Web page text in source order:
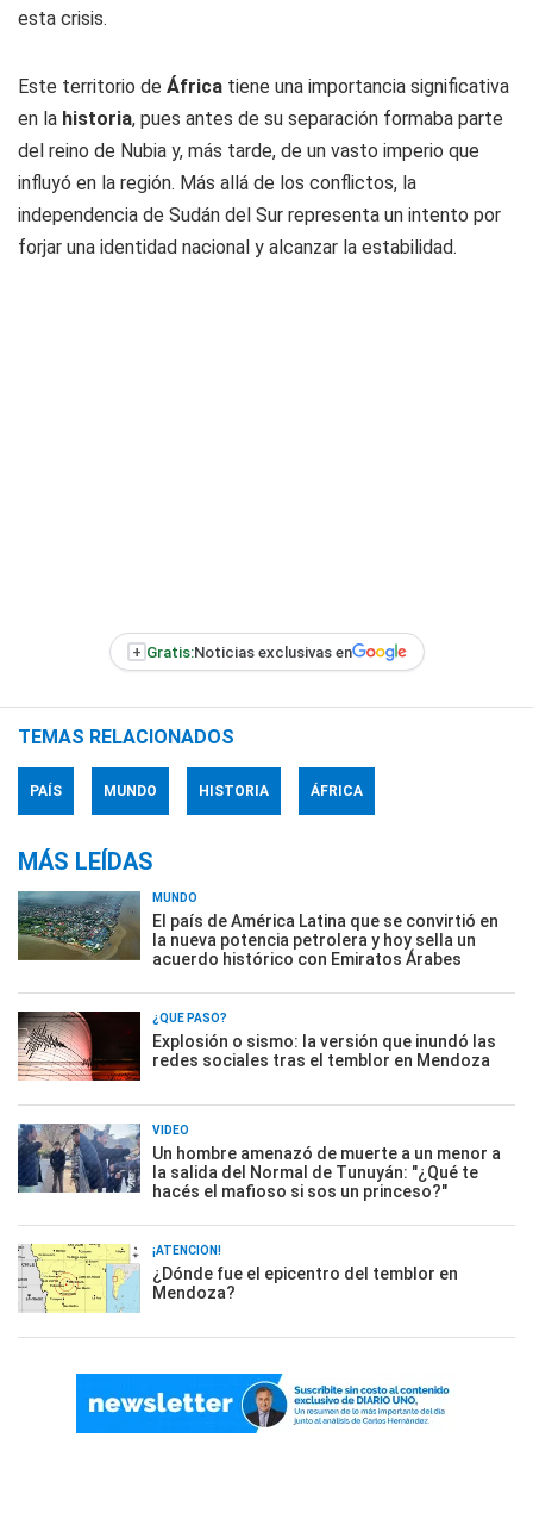
esta crisis.
Este territorio de África tiene una importancia significativa
en la historia, pues antes de su separación formaba parte
del reino de Nubia y, más tarde, de un vasto imperio que
influyó en la región. Más allá de los conflictos, la
independencia de Sudán del Sur representa un intento por
forjar una identidad nacional y alcanzar la estabilidad.
+ Gratis:Noticias exclusivas en
TEMAS RELACIONADOS
PAÍS MUNDO HISTORIA ÁFRICA
MÁS LEÍDAS
MUNDO
El país de América Latina que se convirtió en
la nueva potencia petrolera y hoy sella un
acuerdo histórico con Emiratos Árabes
¿QUÉ PASÓ?
Explosión o sismo: la versión que inundó las
redes sociales tras el temblor en Mendoza
VIDEO
Un hombre amenazó de muerte a un menor a
la salida del Normal de Tunuyán: "¿Qué te
hacés el mafioso si sos un princeso?"
¡ATENCIÓN!
¿Dónde fue el epicentro del temblor en
Mendoza?